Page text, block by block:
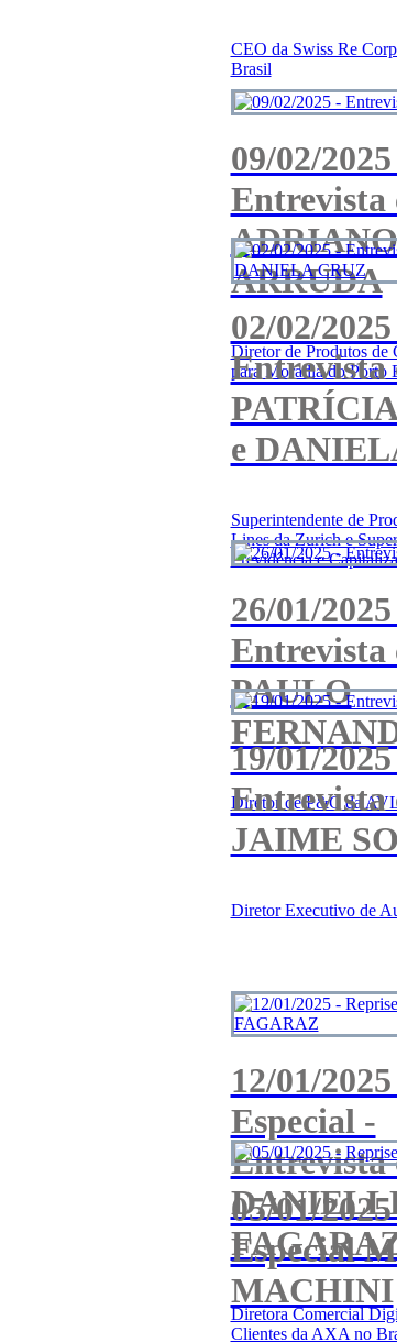
CEO da Swiss Re
Brasil
09/02/
Entrevista
ADRIANO
ARRUDA
Diretor de Produtos de
para Moradia do Porto
02/02/
Entrevista
e
Superintendente de
Lines da Zurich e
Previdência e
26/01/
Entrevista
PAULO
Diretor de P&C da
19/01/
Entrevista
JAIME
Diretor Executivo de
12/01/
Especial -
Entrevista
Diretora Comercial
Clientes da AXA no
05/01/
Especial
MACHINI